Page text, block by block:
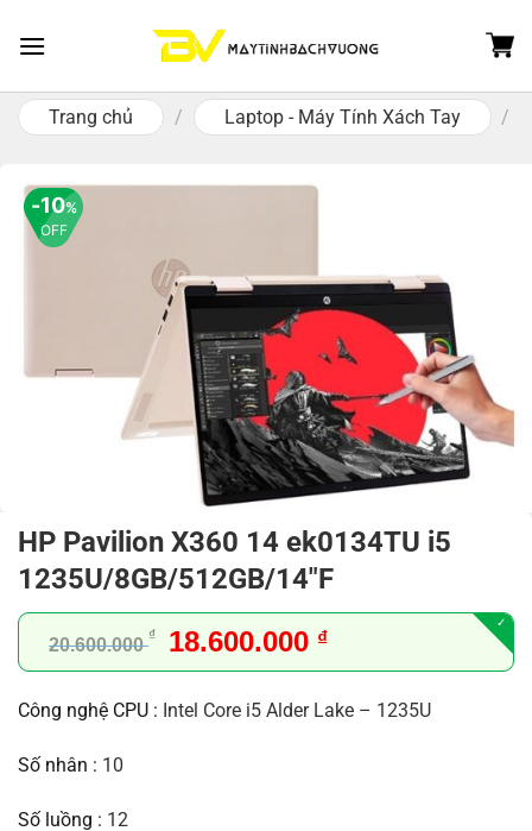
Trang chủ
/ Laptop - Máy Tính Xách Tay /
10%
OFF
HP Pavilion X360 14 ek0134TU i5
1235U/8GB/512GB/14″F
20.600.000₫
Giá
gốc
là:
20.600.000 ₫.
18.600.000 ₫Giá
hiện
tại
là:
Công nghệ CPU : Intel Core i5 Alder Lake – 1235U
Số nhân : 10
Số luồng : 12